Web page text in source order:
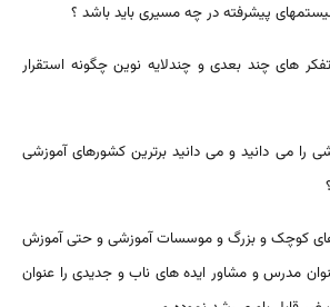
پیشرفته در چه مسیری باید باشد ؟
های چند بعدی و چندلایه نوین چگونه استقرار
را می دانید و می دانید برترین کشورهای آموزشی
کوچک و بزرگ و موسسات آموزشی و حتی آموزش
مدرس و مشاور ایده های ناب و جدیدی را عنوان